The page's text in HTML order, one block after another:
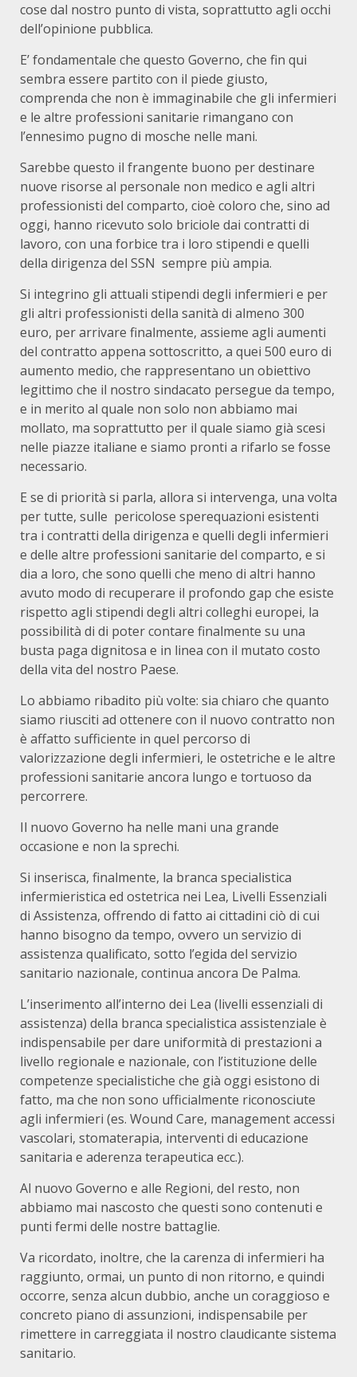
cose dal nostro punto di vista, soprattutto agli occhi
dell’opinione pubblica.
E’ fondamentale che questo Governo, che fin qui
sembra essere partito con il piede giusto,
comprenda che non è immaginabile che gli infermieri
e le altre professioni sanitarie rimangano con
l’ennesimo pugno di mosche nelle mani.
Sarebbe questo il frangente buono per destinare
nuove risorse al personale non medico e agli altri
professionisti del comparto, cioè coloro che, sino ad
oggi, hanno ricevuto solo briciole dai contratti di
lavoro, con una forbice tra i loro stipendi e quelli
della dirigenza del SSN sempre più ampia.
Si integrino gli attuali stipendi degli infermieri e per
gli altri professionisti della sanità di almeno 300
euro, per arrivare finalmente, assieme agli aumenti
del contratto appena sottoscritto, a quei 500 euro di
aumento medio, che rappresentano un obiettivo
legittimo che il nostro sindacato persegue da tempo,
e in merito al quale non solo non abbiamo mai
mollato, ma soprattutto per il quale siamo già scesi
nelle piazze italiane e siamo pronti a rifarlo se fosse
necessario.
E se di priorità si parla, allora si intervenga, una volta
per tutte, sulle pericolose sperequazioni esistenti
tra i contratti della dirigenza e quelli degli infermieri
e delle altre professioni sanitarie del comparto, e si
dia a loro, che sono quelli che meno di altri hanno
avuto modo di recuperare il profondo gap che esiste
rispetto agli stipendi degli altri colleghi europei, la
possibilità di di poter contare finalmente su una
busta paga dignitosa e in linea con il mutato costo
della vita del nostro Paese.
Lo abbiamo ribadito più volte: sia chiaro che quanto
siamo riusciti ad ottenere con il nuovo contratto non
è affatto sufficiente in quel percorso di
valorizzazione degli infermieri, le ostetriche e le altre
professioni sanitarie ancora lungo e tortuoso da
percorrere.
Il nuovo Governo ha nelle mani una grande
occasione e non la sprechi.
Si inserisca, finalmente, la branca specialistica
infermieristica ed ostetrica nei Lea, Livelli Essenziali
di Assistenza, offrendo di fatto ai cittadini ciò di cui
hanno bisogno da tempo, ovvero un servizio di
assistenza qualificato, sotto l’egida del servizio
sanitario nazionale, continua ancora De Palma.
L’inserimento all’interno dei Lea (livelli essenziali di
assistenza) della branca specialistica assistenziale è
indispensabile per dare uniformità di prestazioni a
livello regionale e nazionale, con l’istituzione delle
competenze specialistiche che già oggi esistono di
fatto, ma che non sono ufficialmente riconosciute
agli infermieri (es. Wound Care, management accessi
vascolari, stomaterapia, interventi di educazione
sanitaria e aderenza terapeutica ecc.).
Al nuovo Governo e alle Regioni, del resto, non
abbiamo mai nascosto che questi sono contenuti e
punti fermi delle nostre battaglie.
Va ricordato, inoltre, che la carenza di infermieri ha
raggiunto, ormai, un punto di non ritorno, e quindi
occorre, senza alcun dubbio, anche un coraggioso e
concreto piano di assunzioni, indispensabile per
rimettere in carreggiata il nostro claudicante sistema
sanitario.